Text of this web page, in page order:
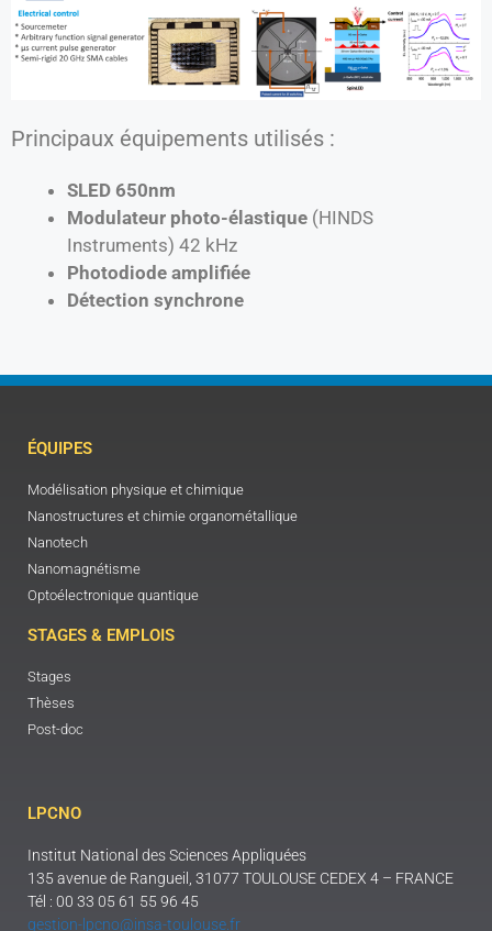
Principaux équipements utilisés :
SLED 650nm
Modulateur photo-élastique (HINDS
Instruments) 42 kHz
Photodiode amplifiée
Détection synchrone
ÉQUIPES
Modélisation physique et chimique
Nanostructures et chimie organométallique
Nanotech
Nanomagnétisme
Optoélectronique quantique
STAGES & EMPLOIS
Stages
Thèses
Post-doc
LPCNO
Institut National des Sciences Appliquées
135 avenue de Rangueil, 31077 TOULOUSE CEDEX 4 – FRANCE
Tél : 00 33 05 61 55 96 45
gestion-lpcno@insa-toulouse.fr